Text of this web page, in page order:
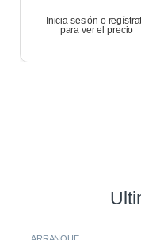
Inicia sesión o
para ver el precio